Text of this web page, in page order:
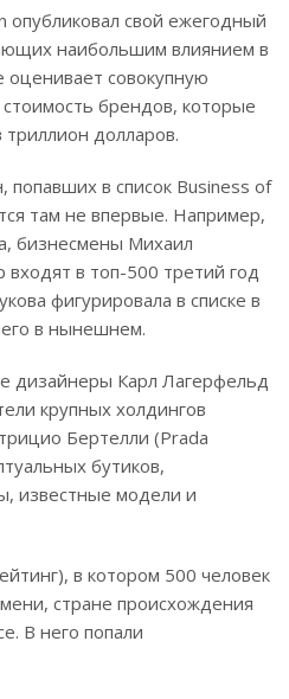
опубликовал свой ежегодный
наибольшим влиянием в
совокупную
брендов, которые
долларов.
попавших в список Business of
там не впервые. Например,
бизнесмены Михаил
входят в топ-500 третий год
фигурировала в списке в
в нынешнем.
дизайнеры Карл Лагерфельд
крупных холдингов
Бертелли (Prada
бутиков,
известные модели и
в котором 500 человек
стране происхождения
В него попали